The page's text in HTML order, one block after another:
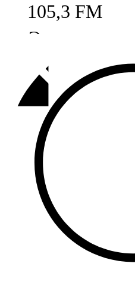
105,3 FM
Әлмәт
92,9 FM
Базарлы матак
107,1 FM
Балык бистәсе
104,9 FM
Баулы
107,5 FM
Биләр